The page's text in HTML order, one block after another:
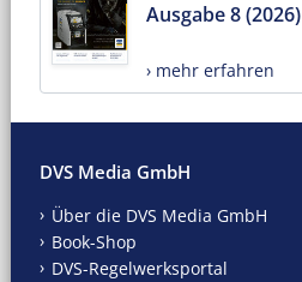
Ausgabe 8 (2026)
› mehr erfahren
DVS Media GmbH
Über die DVS Media GmbH
Book-Shop
DVS-Regelwerksportal